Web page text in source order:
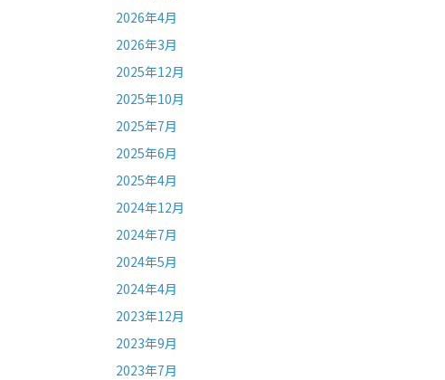
2026年4月
2026年3月
2025年12月
2025年10月
2025年7月
2025年6月
2025年4月
2024年12月
2024年7月
2024年5月
2024年4月
2023年12月
2023年9月
2023年7月